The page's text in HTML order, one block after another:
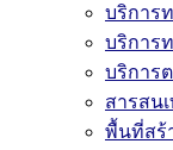
บริการ
บริการ
บริการ
สารสน
พื้นที่สร้